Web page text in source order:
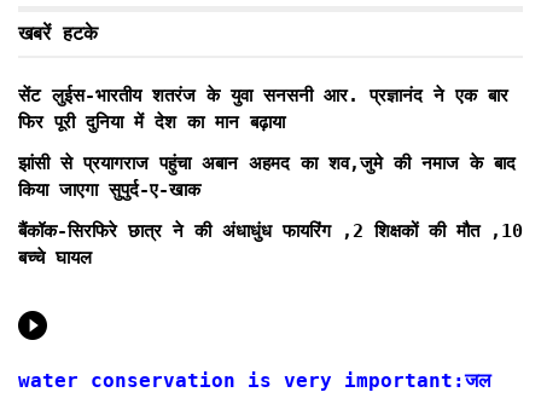
खबरें हटके
सेंट लुईस-भारतीय शतरंज के युवा सनसनी आर. प्रज्ञानंद ने एक बार
फिर पूरी दुनिया में देश का मान बढ़ाया
झांसी से प्रयागराज पहुंचा अबान अहमद का शव,जुमे की नमाज के बाद
किया जाएगा सुपुर्द-ए-खाक
बैंकॉक-सिरफिरे छात्र ने की अंधाधुंध फायरिंग ,2 शिक्षकों की मौत ,10
बच्चे घायल
water conservation is very important:जल